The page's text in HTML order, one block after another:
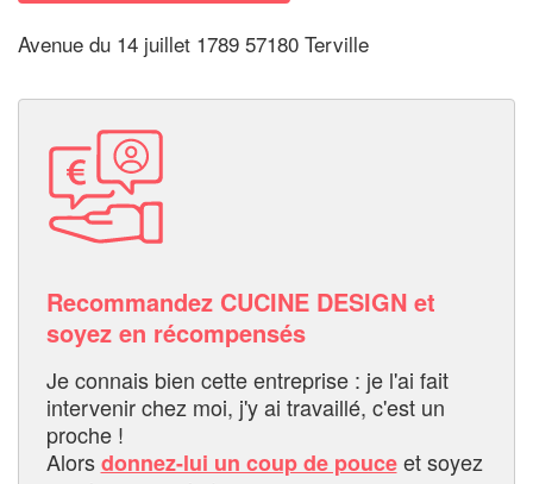
Avenue du 14 juillet 1789 57180 Terville
Recommandez CUCINE DESIGN et
soyez en récompensés
Je connais bien cette entreprise : je l'ai fait
intervenir chez moi, j'y ai travaillé, c'est un
proche !
Alorsdonnez-lui un coup de pouceet soyez